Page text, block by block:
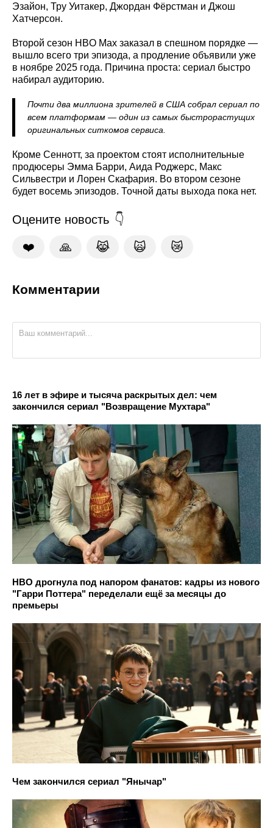
Эзайон, Тру Уитакер, Джордан Фёрстман и Джош
Хатчерсон.
Второй сезон HBO Max заказал в спешном порядке —
вышло всего три эпизода, а продление объявили уже
в ноябре 2025 года. Причина проста: сериал быстро
набирал аудиторию.
Почти два миллиона зрителей в США собрал сериал по
всем платформам — один из самых быстрорастущих
оригинальных ситкомов сервиса.
Кроме Сеннотт, за проектом стоят исполнительные
продюсеры Эмма Барри, Аида Роджерс, Макс
Сильвестри и Лорен Скафария. Во втором сезоне
будет восемь эпизодов. Точной даты выхода пока нет.
Оцените новость
❤️ 🙏 😹 🙀 😿
Комментарии
16 лет в эфире и тысяча раскрытых дел: чем
закончился сериал "Возвращение Мухтара"
HBO дрогнула под напором фанатов: кадры из нового
"Гарри Поттера" переделали ещё за месяцы до
премьеры
Чем закончился сериал "Янычар"